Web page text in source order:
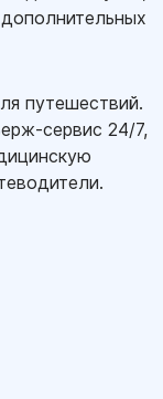
путешествий.
сервис 24/7,